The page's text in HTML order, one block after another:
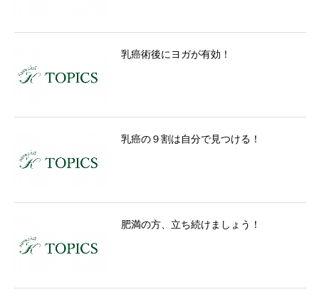
乳癌術後にヨガが有効！
乳癌の９割は自分で見つける！
肥満の方、立ち続けましょう！